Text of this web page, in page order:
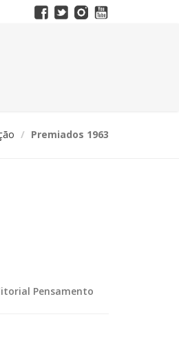
Premiados 1963
Pensamento